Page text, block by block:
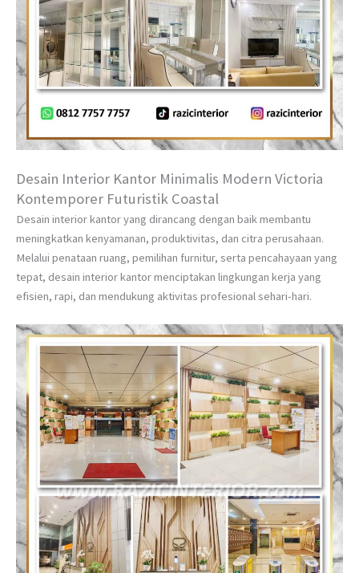
Desain Interior Kantor Minimalis Modern Victoria
Kontemporer Futuristik Coastal
Desain interior kantor yang dirancang dengan baik membantu
meningkatkan kenyamanan, produktivitas, dan citra perusahaan.
Melalui penataan ruang, pemilihan furnitur, serta pencahayaan yang
tepat, desain interior kantor menciptakan lingkungan kerja yang
efisien, rapi, dan mendukung aktivitas profesional sehari-hari.